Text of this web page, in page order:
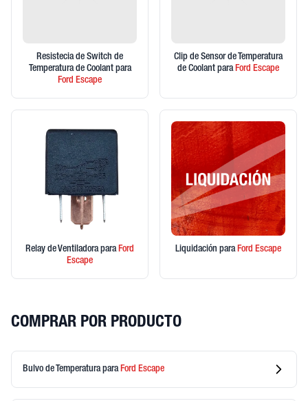
Resistecia de Switch de
Temperatura de Coolant para
Ford Escape
Clip de Sensor de Temperatura
de Coolant paraFord Escape
Relay de Ventiladora paraFord
Escape
Liquidación paraFord Escape
COMPRAR POR PRODUCTO
Bulvo de Temperaturapara Ford Escape